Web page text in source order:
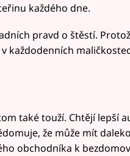
každého dne.
pravd o štěstí.
každodenních
také touží. Chtějí lepší
že může mít
obchodníka k